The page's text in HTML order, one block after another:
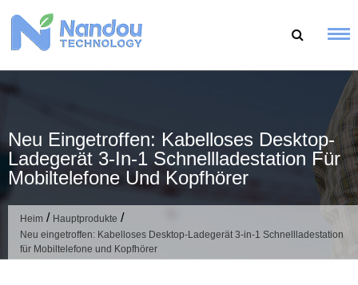
Inhalt
springen
Neu Eingetroffen: Kabelloses Desktop-
Ladegerät 3-In-1 Schnellladestation Für
Mobiltelefone Und Kopfhörer
Heim / Hauptprodukte /
Neu eingetroffen: Kabelloses Desktop-Ladegerät 3-in-1 Schnellladestation
für Mobiltelefone und Kopfhörer